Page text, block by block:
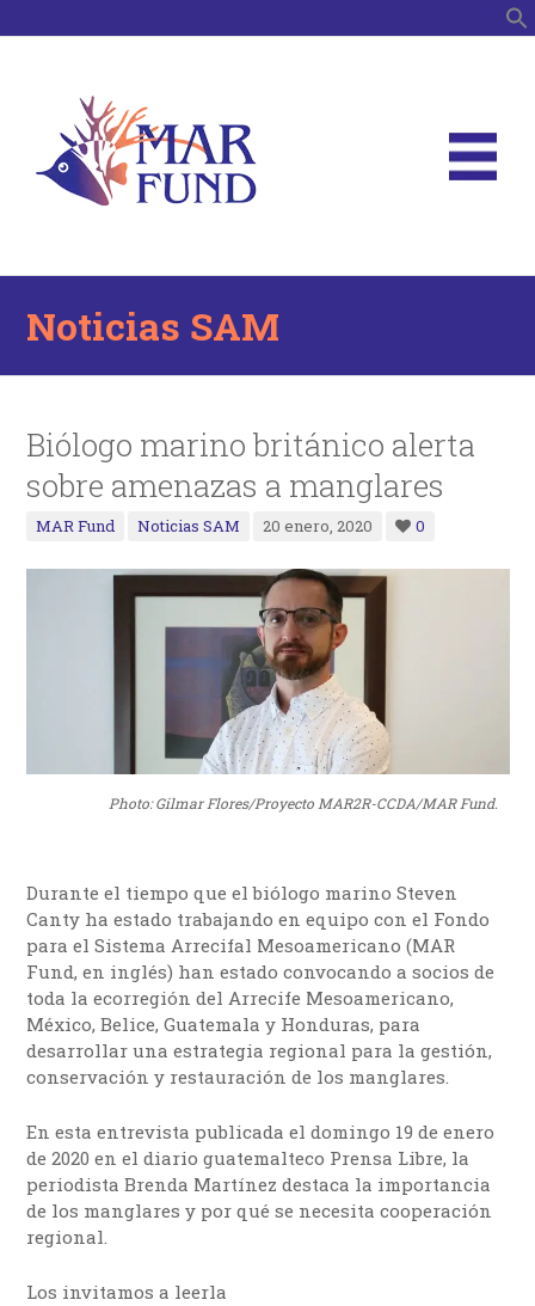
Noticias SAM
Biólogo marino británico alerta
sobre amenazas a manglares
MAR Fund Noticias SAM 20 enero, 2020 0
Photo: Gilmar Flores/Proyecto MAR2R-CCDA/MAR Fund.
Durante el tiempo que el biólogo marino Steven
Canty ha estado trabajando en equipo con el Fondo
para el Sistema Arrecifal Mesoamericano (MAR
Fund, en inglés) han estado convocando a socios de
toda la ecorregión del Arrecife Mesoamericano,
México, Belice, Guatemala y Honduras, para
desarrollar una estrategia regional para la gestión,
conservación y restauración de los manglares.
En esta entrevista publicada el domingo 19 de enero
de 2020 en el diario guatemalteco Prensa Libre, la
periodista Brenda Martínez destaca la importancia
de los manglares y por qué se necesita cooperación
regional.
Los invitamos a leerla